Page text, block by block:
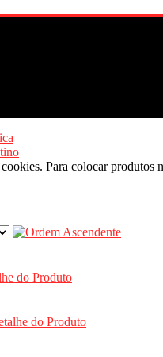
Para colocar
do Produto
do Produto